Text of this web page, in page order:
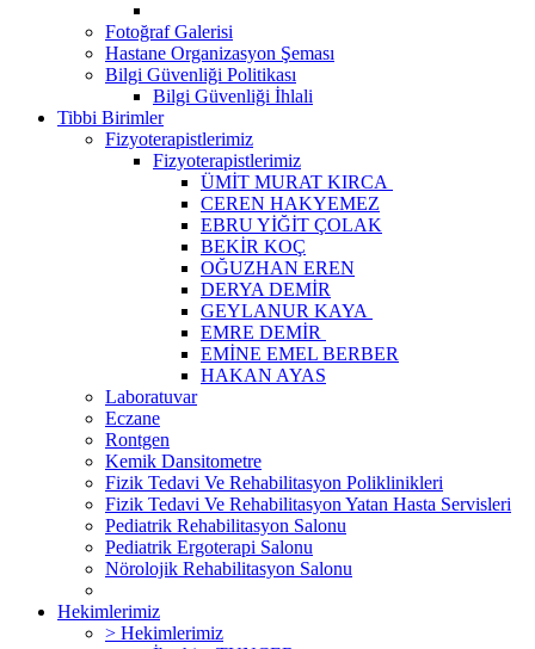
Fotoğraf Galerisi
Hastane Organizasyon Şeması
Bilgi Güvenliği Politikası
Bilgi Güvenliği İhlali
Tibbi Birimler
Fizyoterapistlerimiz
Fizyoterapistlerimiz
ÜMİT MURAT KIRCA
CEREN HAKYEMEZ
EBRU YİĞİT ÇOLAK
BEKİR KOÇ
OĞUZHAN EREN
DERYA DEMİR
GEYLANUR KAYA
EMRE DEMİR
EMİNE EMEL BERBER
HAKAN AYAS
Laboratuvar
Eczane
Rontgen
Kemik Dansitometre
Fizik Tedavi Ve Rehabilitasyon Poliklinikleri
Fizik Tedavi Ve Rehabilitasyon Yatan Hasta Servisleri
Pediatrik Rehabilitasyon Salonu
Pediatrik Ergoterapi Salonu
Nörolojik Rehabilitasyon Salonu
Hekimlerimiz
> Hekimlerimiz